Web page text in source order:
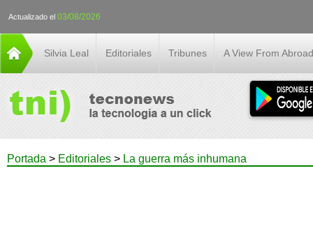
Actualizado el 03/08/2026
Silvia Leal Editoriales Tribunes A View From Abroad
Portada > Editoriales > La guerra más inhumana